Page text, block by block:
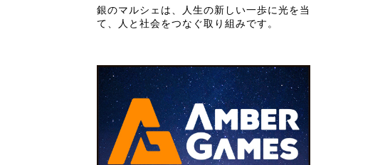
銀のマルシェは、人生の新しい一歩に光を当
て、人と社会をつなぐ取り組みです。